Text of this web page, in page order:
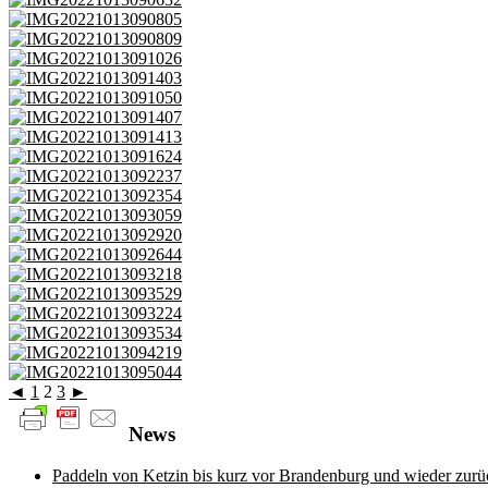
◄ 1 2 3 ►
News
Paddeln von Ketzin bis kurz vor Brandenburg und wieder